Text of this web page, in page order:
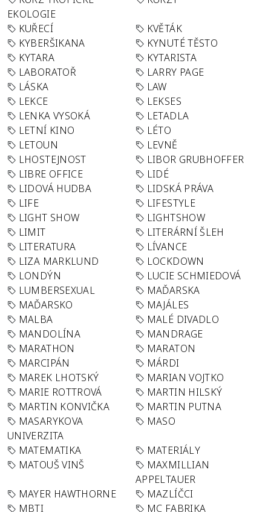
EKOLOGIE
KUŘECÍ
KVĚTÁK
KYBERŠIKANA
KYNUTÉ TĚSTO
KYTARA
KYTARISTA
LABORATOŘ
LARRY PAGE
LÁSKA
LAW
LEKCE
LEKSES
LENKA VYSOKÁ
LETADLA
LETNÍ KINO
LÉTO
LETOUN
LEVNĚ
LHOSTEJNOST
LIBOR GRUBHOFFER
LIBRE OFFICE
LIDÉ
LIDOVÁ HUDBA
LIDSKÁ PRÁVA
LIFE
LIFESTYLE
LIGHT SHOW
LIGHTSHOW
LIMIT
LITERÁRNÍ ŠLEH
LITERATURA
LÍVANCE
LIZA MARKLUND
LOCKDOWN
LONDÝN
LUCIE SCHMIEDOVÁ
LUMBERSEXUAL
MAĎARSKA
MAĎARSKO
MAJÁLES
MALBA
MALÉ DIVADLO
MANDOLÍNA
MANDRAGE
MARATHON
MARATON
MARCIPÁN
MÁRDI
MAREK LHOTSKÝ
MARIAN VOJTKO
MARIE ROTTROVÁ
MARTIN HILSKÝ
MARTIN KONVIČKA
MARTIN PUTNA
MASARYKOVA
UNIVERZITA
MASO
MATEMATIKA
MATERIÁLY
MATOUŠ VINŠ
MAXMILLIAN
APPELTAUER
MAYER HAWTHORNE
MAZLÍČCI
MBTI
MC FABRIKA